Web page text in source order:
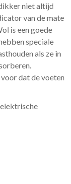
niet altijd
van de mate
is een goede
speciale
als ze in
dat de voeten